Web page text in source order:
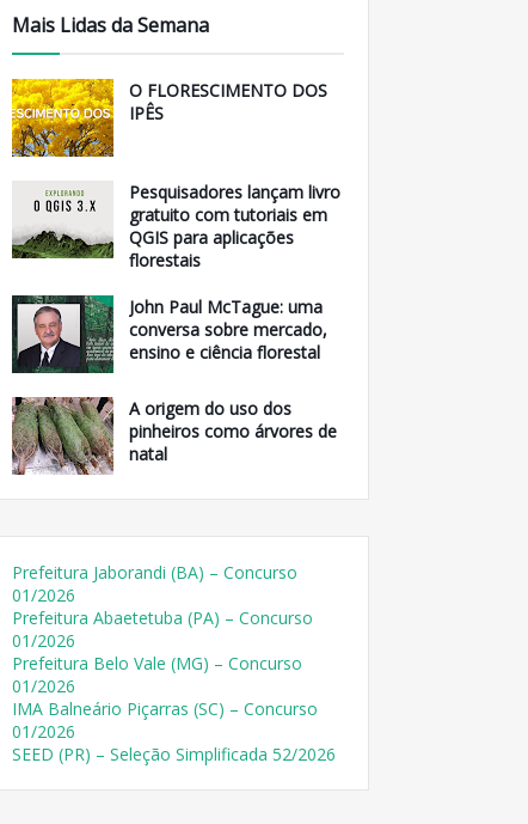
Mais Lidas da Semana
O FLORESCIMENTO DOS
IPÊS
Pesquisadores lançam livro
gratuito com tutoriais em
QGIS para aplicações
florestais
John Paul McTague: uma
conversa sobre mercado,
ensino e ciência florestal
A origem do uso dos
pinheiros como árvores de
natal
Prefeitura Jaborandi (BA) – Concurso
01/2026
Prefeitura Abaetetuba (PA) – Concurso
01/2026
Prefeitura Belo Vale (MG) – Concurso
01/2026
IMA Balneário Piçarras (SC) – Concurso
01/2026
SEED (PR) – Seleção Simplificada 52/2026